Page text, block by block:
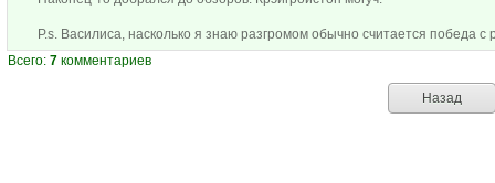
P.s. Василиса, насколько я знаю разгромом обычно считается победа
Всего: 7 комментариев
Назад